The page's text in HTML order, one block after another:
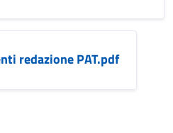
redazione PAT.pdf